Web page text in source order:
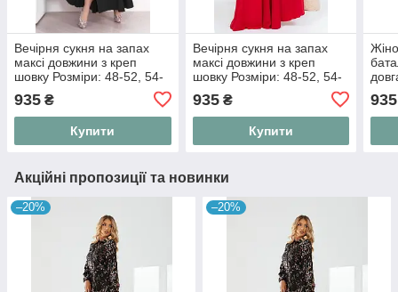
Вечірня сукня на запах
максі довжини з креп
шовку Розміри: 48-52, 54-
935 ₴
Купити
Вечірня сукня на запах
максі довжини з креп
шовку Розміри: 48-52, 54-
935₴
Купити
"Silk
935
Акційні пропозиції та новинки
–20% –20%